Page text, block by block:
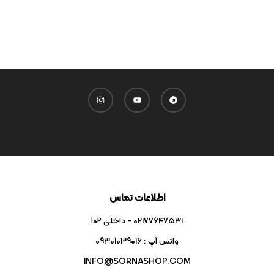
اطلاعات تماس
02177647531 - داخلی ۱۰۲
واتس آپ : 09301039016
INFO@SORNASHOP.COM